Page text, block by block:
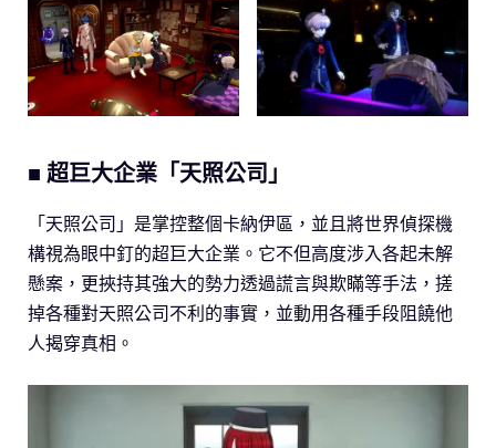
■ 超巨大企業「天照公司」
「天照公司」是掌控整個卡納伊區，並且將世界偵探機
構視為眼中釘的超巨大企業。它不但高度涉入各起未解
懸案，更挾持其強大的勢力透過謊言與欺瞞等手法，搓
掉各種對天照公司不利的事實，並動用各種手段阻饒他
人揭穿真相。